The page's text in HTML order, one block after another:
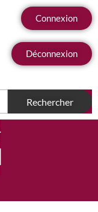
Connexion
Déconnexion